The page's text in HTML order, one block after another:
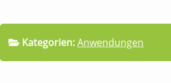
Kategorien:Anwendungen